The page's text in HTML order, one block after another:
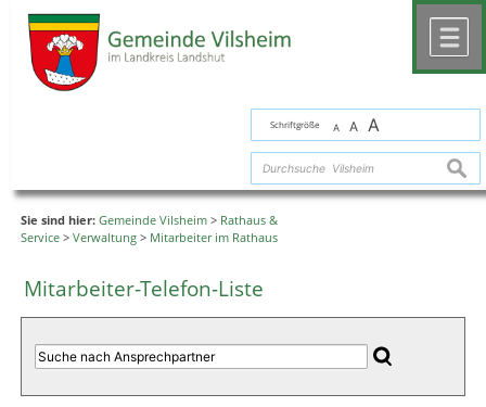
Schriftgröße A A A
Sie sind hier: Gemeinde Vilsheim > Rathaus &
Service > Verwaltung > Mitarbeiter im Rathaus
Mitarbeiter-Telefon-Liste